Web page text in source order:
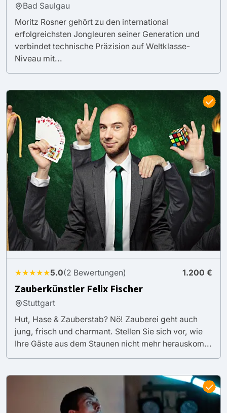
Bad Saulgau
Moritz Rosner gehört zu den international
erfolgreichsten Jongleuren seiner Generation und
verbindet technische Präzision auf Weltklasse-
Niveau mit...
★★★★★5.0(2 Bewertungen) 1.200 €
Zauberkünstler Felix Fischer
Stuttgart
Hut, Hase & Zauberstab? Nö! Zauberei geht auch
jung, frisch und charmant. Stellen Sie sich vor, wie
Ihre Gäste aus dem Staunen nicht mehr herauskom...